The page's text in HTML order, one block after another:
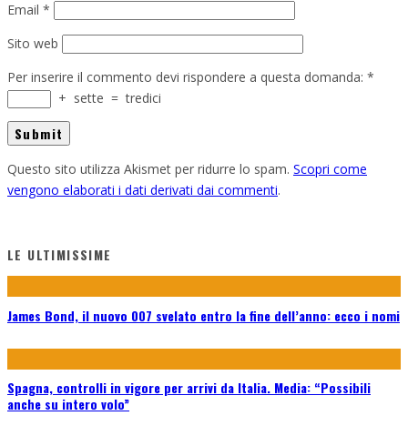
Email *
Sito web
Per inserire il commento devi rispondere a questa domanda: *
+ sette = tredici
Questo sito utilizza Akismet per ridurre lo spam. Scopri come
vengono elaborati i dati derivati dai commenti.
LE ULTIMISSIME
James Bond, il nuovo 007 svelato entro la fine dell’anno: ecco i nomi
Spagna, controlli in vigore per arrivi da Italia. Media: “Possibili
anche su intero volo”